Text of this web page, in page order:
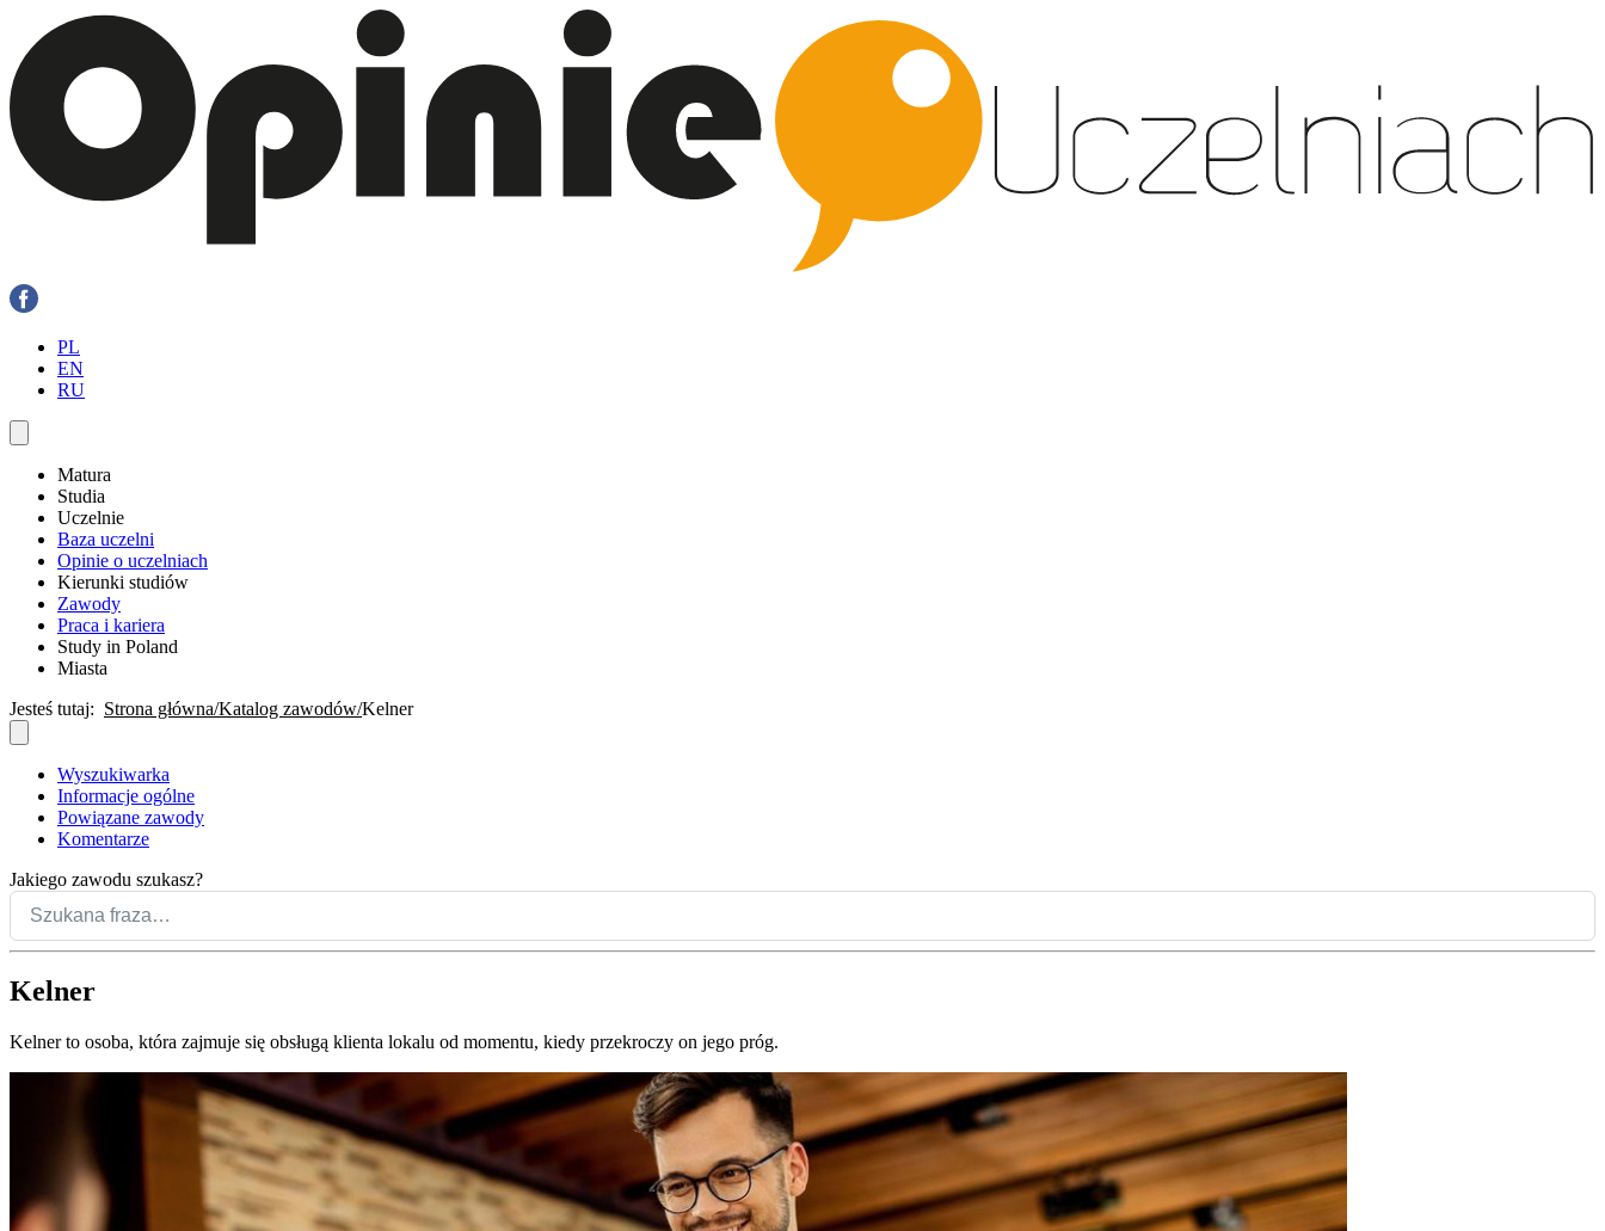
PL
EN
RU
Matura
Studia
Uczelnie
Baza uczelni
Opinie o uczelniach
Kierunki studiów
Zawody
Praca i kariera
Study in Poland
Miasta
Jesteś tutaj: Strona główna Katalog zawodów Kelner
Wyszukiwarka
Informacje ogólne
Powiązane zawody
Komentarze
Jakiego zawodu szukasz?
Kelner
Kelner to osoba, która zajmuje się obsługą klienta lokalu od momentu, kiedy przekroczy on jego próg.